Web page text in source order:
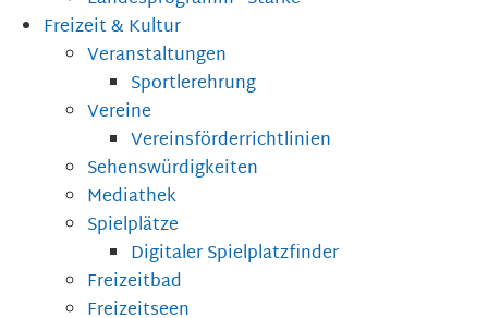
Freizeit & Kultur
Veranstaltungen
Sportlerehrung
Vereine
Vereinsförderrichtlinien
Sehenswürdigkeiten
Mediathek
Spielplätze
Digitaler Spielplatzfinder
Freizeitbad
Freizeitseen